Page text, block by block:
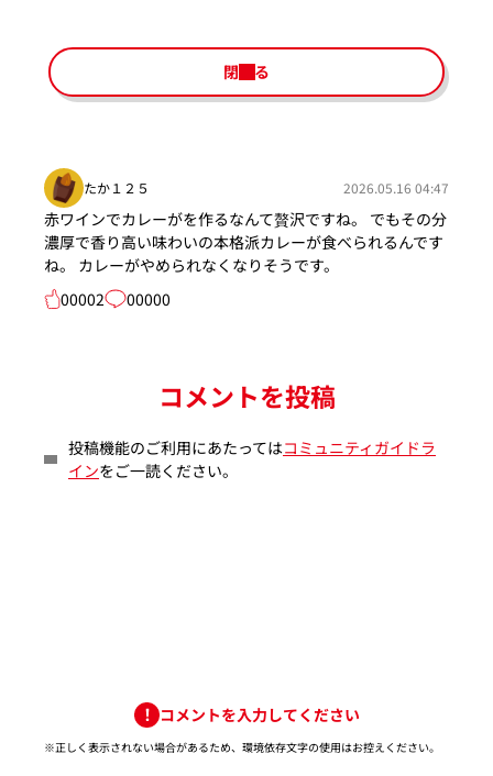
閉じる
たか１２５ 2026.05.16 04:47
赤ワインでカレーがを作るなんて贅沢ですね。 でもその分
濃厚で香り高い味わいの本格派カレーが食べられるんです
ね。 カレーがやめられなくなりそうです。
00002
00000
コメントを投稿
投稿機能のご利用にあたってはコミュニティガイドラ
インをご一読ください。
コメントを入力してください
※正しく表示されない場合があるため、環境依存文字の使用はお控えください。​